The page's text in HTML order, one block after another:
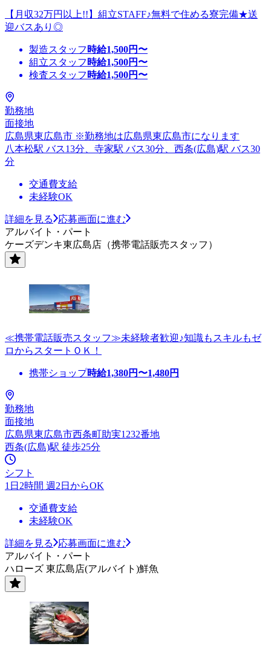
【月収32万円以上!!】組立STAFF♪無料で住める寮完備★送
迎バスあり◎
製造スタッフ 時給1,500円〜
組立スタッフ 時給1,500円〜
検査スタッフ 時給1,500円〜
勤務地
面接地
広島県東広島市 ※勤務地は広島県東広島市になります
八本松駅 バス13分、寺家駅 バス30分、西条(広島)駅 バス30
分
交通費支給
未経験OK
詳細を見る
応募画面に進む
アルバイト・パート
ケーズデンキ東広島店（携帯電話販売スタッフ）
≪携帯電話販売スタッフ≫未経験者歓迎♪知識もスキルもゼ
ロからスタートＯＫ！
携帯ショップ時給1,380円〜1,480円
勤務地
面接地
広島県東広島市西条町助実1232番地
西条(広島)駅 徒歩25分
シフト
1日2時間 週2日からOK
交通費支給
未経験OK
詳細を見る
応募画面に進む
アルバイト・パート
ハローズ 東広島店(アルバイト)鮮魚